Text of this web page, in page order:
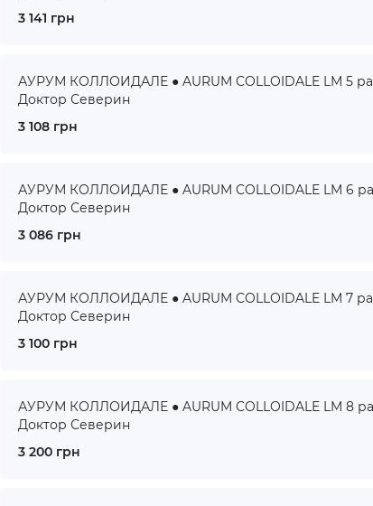
3 141 грн
АУРУМ КОЛЛОИДАЛЕ ● AURUM COLLOIDALE LM 5
Доктор Северин
3 108 грн
АУРУМ КОЛЛОИДАЛЕ ● AURUM COLLOIDALE LM 6
Доктор Северин
3 086 грн
АУРУМ КОЛЛОИДАЛЕ ● AURUM COLLOIDALE LM 7
Доктор Северин
3 100 грн
АУРУМ КОЛЛОИДАЛЕ ● AURUM COLLOIDALE LM 8
Доктор Северин
3 200 грн